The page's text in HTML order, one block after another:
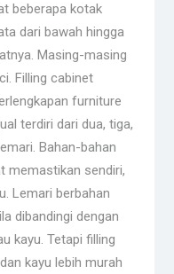
beberapa kotak
dari bawah hingga
Masing-masing
Filling cabinet
furniture
terdiri dari dua, tiga,
Bahan-bahan
memastikan sendiri,
Lemari berbahan
dibandingi dengan
kayu. Tetapi filling
kayu lebih murah